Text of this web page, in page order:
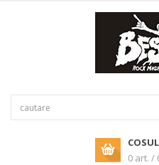
0 art. /